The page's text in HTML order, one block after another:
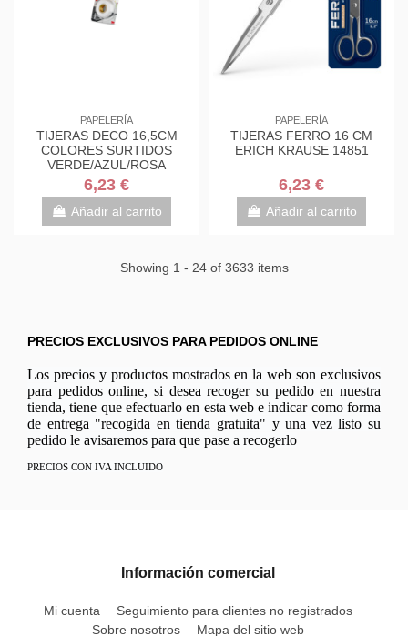
PAPELERÍA
TIJERAS DECO 16,5CM
COLORES SURTIDOS
VERDE/AZUL/ROSA
1561DS-M SCOTH
7000034004
6,23 €
Añadir al carrito
PAPELERÍA
TIJERAS FERRO 16 CM
ERICH KRAUSE 14851
6,23 €
Añadir al carrito
Showing 1 - 24 of 3633 items
PRECIOS EXCLUSIVOS PARA PEDIDOS ONLINE
Los precios y productos mostrados en la web son exclusivos
para pedidos online, si desea recoger su pedido en nuestra
tienda, tiene que efectuarlo en esta web e indicar como forma
de entrega "recogida en tienda gratuita" y una vez listo su
pedido le avisaremos para que pase a recogerlo
PRECIOS CON IVA INCLUIDO
Información comercial
Mi cuenta
Seguimiento para clientes no registrados
Sobre nosotros
Mapa del sitio web